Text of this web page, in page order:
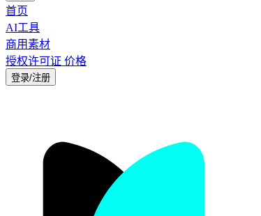
首页
AI工具
商用素材
授权许可证 价格
登录/注册